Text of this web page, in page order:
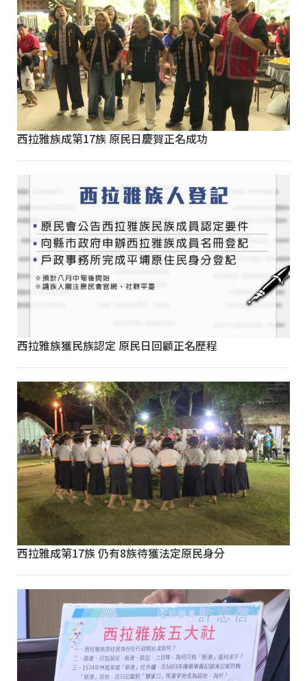
西拉雅族成第17族 原民日慶賀正名成功
西拉雅族獲民族認定 原民日回顧正名歷程
西拉雅成第17族 仍有8族待獲法定原民身分